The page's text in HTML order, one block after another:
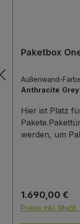
Paketbox
Außenwand-
Anthracite Grey
Hintertür |
cm
2024):Tür:
Hier ist Platz
werden, um
Die Tür wird
ausgestattet.
Regulärer Preis:
1.690,00 €
Preise inkl.